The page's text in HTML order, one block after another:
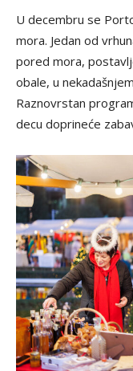
U decembru se
mora. Jedan od
pored mora,
obale, u
Raznovrstan
decu doprineće